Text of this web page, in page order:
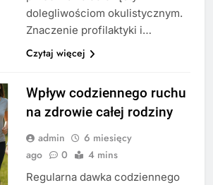
dolegliwościom okulistycznym.
Znaczenie profilaktyki i…
Czytaj więcej
Wpływ codziennego ruchu
na zdrowie całej rodziny
admin
6 miesięcy
ago
0 4 mins
Regularna dawka codziennego